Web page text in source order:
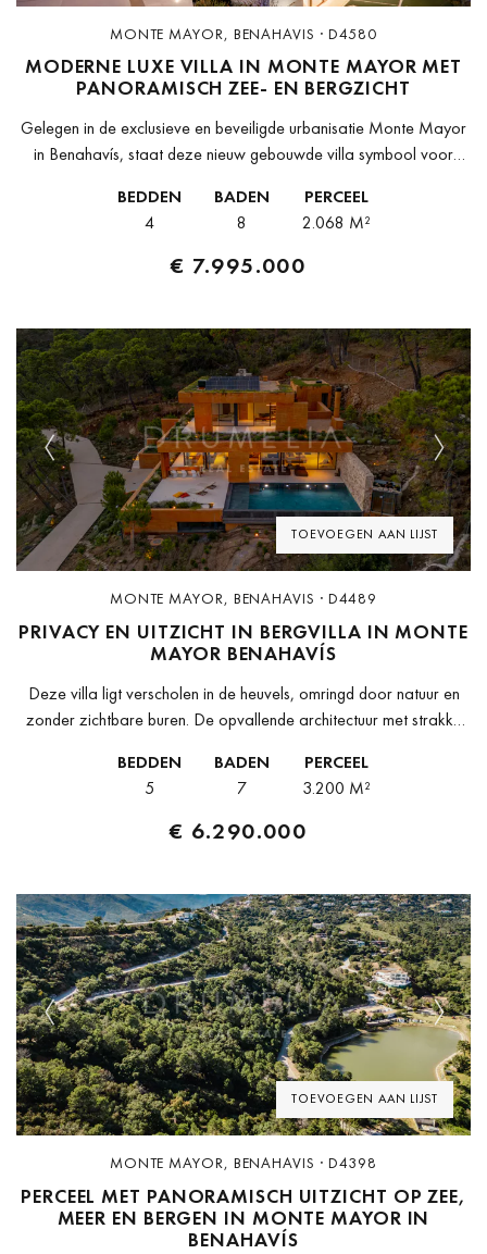
MONTE MAYOR, BENAHAVIS · D4580
MODERNE LUXE VILLA IN MONTE MAYOR MET
PANORAMISCH ZEE- EN BERGZICHT
Gelegen in de exclusieve en beveiligde urbanisatie Monte Mayor
in Benahavís, staat deze nieuw gebouwde villa symbool voor
bevindt zich in een...
BEDDEN
4
BADEN
8
PERCEEL
2.068 M²
€ 7.995.000
TOEVOEGEN AAN LIJST
Previous Next
MONTE MAYOR, BENAHAVIS · D4489
PRIVACY EN UITZICHT IN BERGVILLA IN MONTE
MAYOR BENAHAVÍS
Deze villa ligt verscholen in de heuvels, omringd door natuur en
zonder zichtbare buren. De opvallende architectuur met strakke
BEDDEN
5
BADEN
7
PERCEEL
3.200 M²
€ 6.290.000
TOEVOEGEN AAN LIJST
Previous Next
MONTE MAYOR, BENAHAVIS · D4398
PERCEEL MET PANORAMISCH UITZICHT OP ZEE,
MEER EN BERGEN IN MONTE MAYOR IN
BENAHAVÍS